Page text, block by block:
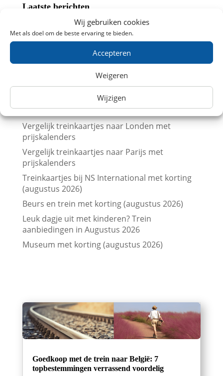
Wij gebruiken cookies
Met als doel om de beste ervaring te bieden.
Accepteren
Weigeren
Wijzigen
Laatste berichten
Goedkoop met de trein naar België: 7
topbestemmingen verrassend voordelig
5 verrassend leuke Belgische steden die perfect
zijn voor een dagje met de trein
NS zet extra en langere treinen in voor
Brabantsedag Heeze 2026
Trein naar de Brabantsedag in Heeze met
korting
Vergelijk treinkaartjes naar Londen met
prijskalenders
Vergelijk treinkaartjes naar Parijs met
prijskalenders
Treinkaartjes bij NS International met korting
(augustus 2026)
Beurs en trein met korting (augustus 2026)
Leuk dagje uit met kinderen? Trein
aanbiedingen in Augustus 2026
Museum met korting (augustus 2026)
Goedkoop met de trein naar België: 7
topbestemmingen verrassend voordelig